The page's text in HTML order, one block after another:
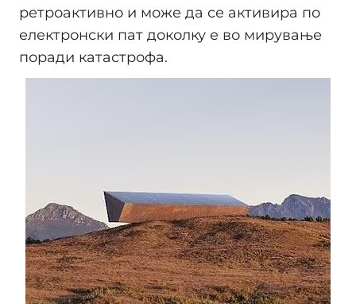
ретроактивно и може да се активира по
електронски пат доколку е во мирување
поради катастрофа.